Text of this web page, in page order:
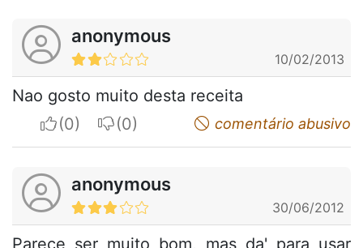
anonymous
10/02/2013
Nao gosto muito desta receita
I apreciateI do not appreciatecomentário abusivo
anonymous
30/06/2012
Parece ser muito bom, mas da' para usar